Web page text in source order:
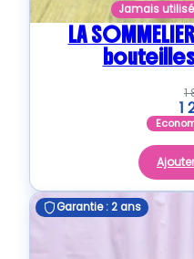
Jamais
LA
bouteilles
1
1
Garantie : 2 ans